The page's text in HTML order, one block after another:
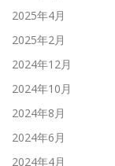
2025年4月
2025年2月
2024年12月
2024年10月
2024年8月
2024年6月
2024年4月